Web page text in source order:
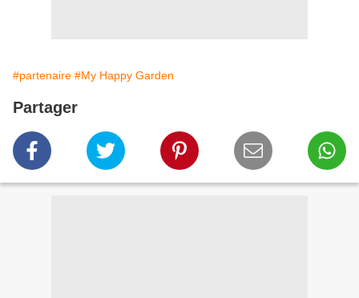
#partenaire #My Happy Garden
Partager